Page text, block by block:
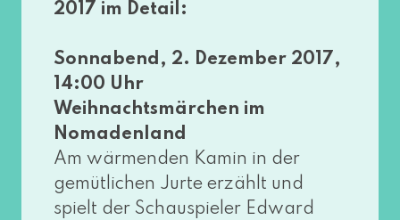
2017 im Detail:
Sonnabend, 2. Dezember 2017,
14:00 Uhr
Weihnachtsmärchen im
Nomadenland
Am wär­men­den Kamin in der
gemüt­li­chen Jurte erzählt und
spielt der Schauspieler Edward